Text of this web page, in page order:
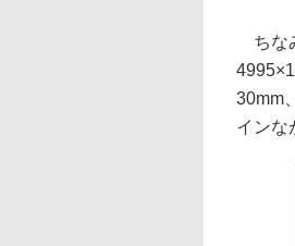
ちな
30mm
インな